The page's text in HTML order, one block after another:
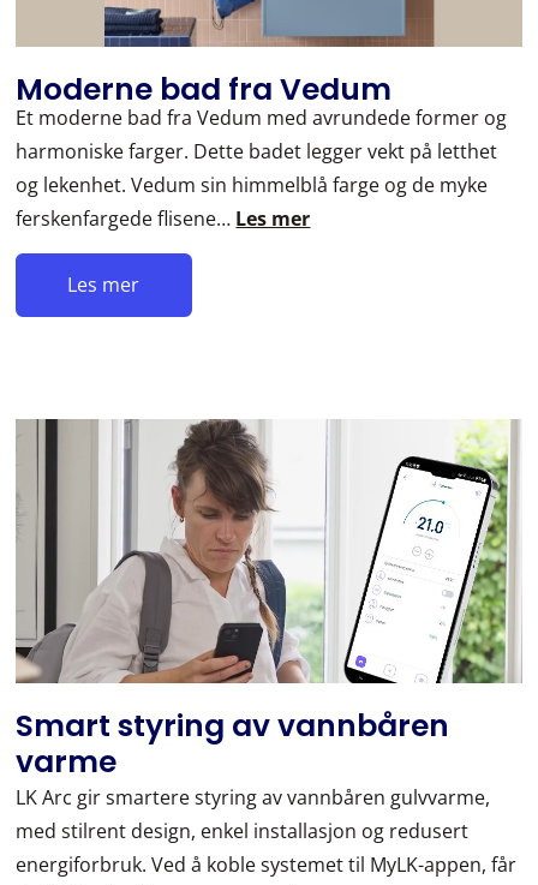
Moderne bad fra Vedum
Et moderne bad fra Vedum med avrundede former og
harmoniske farger. Dette badet legger vekt på letthet
og lekenhet. Vedum sin himmelblå farge og de myke
ferskenfargede flisene… Les mer
Les mer
Smart styring av vannbåren
varme
LK Arc gir smartere styring av vannbåren gulvvarme,
med stilrent design, enkel installasjon og redusert
energiforbruk. Ved å koble systemet til MyLK-appen, får